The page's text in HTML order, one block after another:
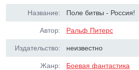
Название: Поле битвы - Россия!
Автор: Ральф Питерс
Издательство: неизвестно
Жанр: Боевая фантастика